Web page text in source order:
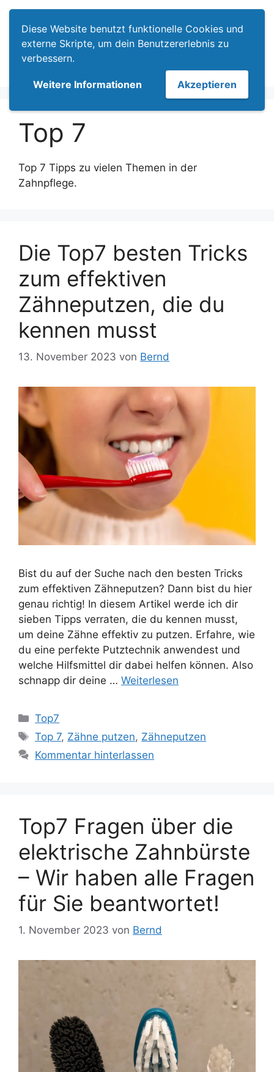
Diese Website benutzt funktionelle Cookies und
externe Skripte, um dein Benutzererlebnis zu
verbessern.
Weitere Informationen Akzeptieren
Zum
Inhalt
springen
Top 7
Top 7 Tipps zu vielen Themen in der
Zahnpflege.
Die Top7 besten Tricks
zum effektiven
Zähneputzen, die du
kennen musst
13. November 2023 von Bernd
Bist du auf der Suche nach den besten Tricks
zum effektiven Zähneputzen? Dann bist du hier
genau richtig! In diesem Artikel werde ich dir
sieben Tipps verraten, die du kennen musst,
um deine Zähne effektiv zu putzen. Erfahre, wie
du eine perfekte Putztechnik anwendest und
welche Hilfsmittel dir dabei helfen können. Also
schnapp dir deine … Weiterlesen
Kategorien
Top7
Schlagwörter
Top 7, Zähne putzen, Zähneputzen
Kommentar hinterlassen
Top7 Fragen über die
elektrische Zahnbürste
– Wir haben alle Fragen
für Sie beantwortet!
1. November 2023 von Bernd